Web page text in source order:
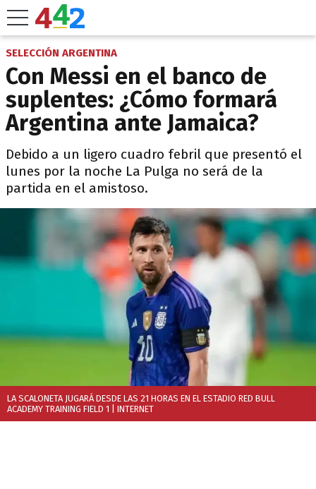
SELECCIÓN ARGENTINA
Con Messi en el banco de
suplentes: ¿Cómo formará
Argentina ante Jamaica?
Debido a un ligero cuadro febril que presentó el
lunes por la noche La Pulga no será de la
partida en el amistoso.
LA SCALONETA JUGARÁ DESDE LAS 21 HORAS EN EL ESTADIO RED BULL
ACADEMY TRAINING FIELD 1 | INTERNET